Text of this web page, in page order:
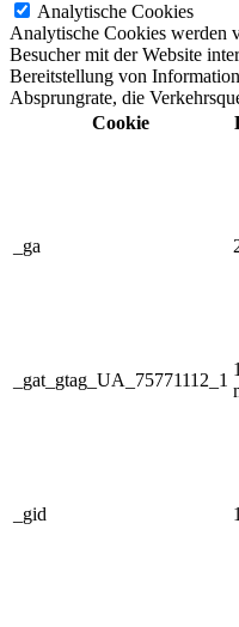
Analytische Cookies
Analytische Cookies werden
Besucher mit der Website
Bereitstellung von
Absprungrate, die
Cookie
_ga
_gat_gtag_UA_75771112_1
_gid